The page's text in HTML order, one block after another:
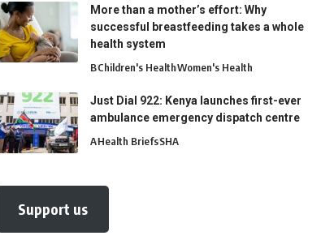
More than a mother’s effort: Why
successful breastfeeding takes a whole
health system
BChildren's HealthWomen's Health
Just Dial 922: Kenya launches first-ever
ambulance emergency dispatch centre
AHealth BriefsSHA
Support us